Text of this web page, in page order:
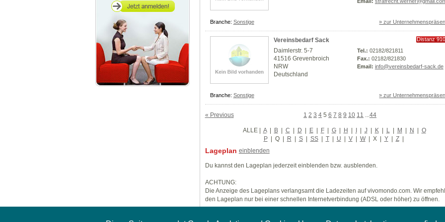
Branche: Sonstige » zur
Vereinsbedarf Sack
Distanz
Daimlerstr. 5-7
41516 Grevenbroich
NRW
Deutschland
Tel.: 02182/821811
Fax.: 02182/821830
Email: info@vereinsbedarf-sack.de
Branche: Sonstige » zur
« Previous 1 2 3 4 5 6 7 8 9 10 11 44
ALLE| A | B | C | D | E | F | G | H | I | J | K | L | M | N | O
P | Q | R | S | SS | T | U | V | W | X | Y | Z |
Lageplan einblenden
Du kannst den Lageplan jederzeit einblenden bzw. ausblenden.
ACHTUNG:
Die Anzeige des Lageplans verlangsamt die Ladezeiten auf vivomondo.com. Wir
den Lageplan nur bei einer schnellen Internetverbindung (ADSL oder höher) zu öffnen.